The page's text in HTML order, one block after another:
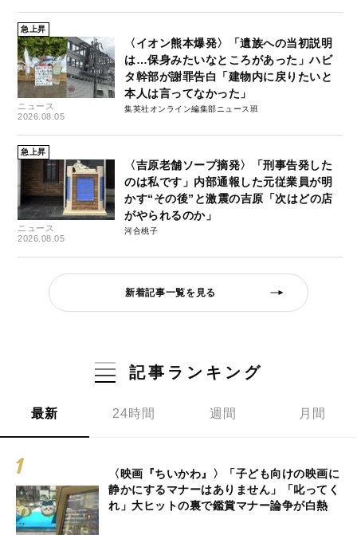
急上昇
ニュース
2026.08.05
〈イオン熊本爆発〉「遺族への当初説明
は…保身みたいなところがあった」ハビ
タ幹部が謝罪告白「建物内に戻りたいと
本人は言ってなかった」
集英社オンライン編集部ニュース班
急上昇
ニュース
2026.08.05
〈吉原老舗ソープ摘発〉「刑事告発した
のは私です」内部通報した元従業員が明
かす“その後”と激震の吉原「次はどの店
がやられるのか」
河合桃子
新着記事一覧を見る
記事ランキング
最新 24時間 週間 月間
〈映画『ちいかわ』〉「子ども向けの映画に
静かにするマナーはありません」「叱ってく
れ」大ヒットの裏で鑑賞マナー論争が白熱